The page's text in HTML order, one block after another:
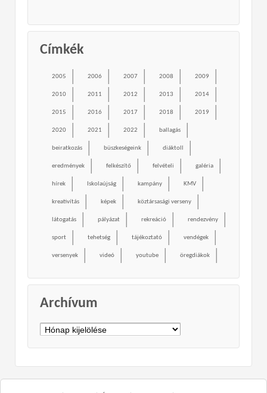
Címkék
2005 2006 2007 2008 2009
2010 2011 2012 2013 2014
2015 2016 2017 2018 2019
2020 2021 2022 ballagás
beiratkozás büszkeségeink diáktoll
eredmények felkészítő felvételi galéria
hírek Iskolaújság kampány KMV
kreativítás képek köztársasági verseny
látogatás pályázat rekreáció rendezvény
sport tehetség tájékoztató vendégek
versenyek videó youtube öregdiákok
Archívum
Archívum